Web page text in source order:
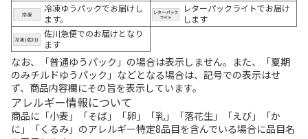
冷凍ゆうパックでお届けし
ます。
レターパックライトでお届け
します
佐川急便でのお届けとなり
ます
なお、「普通ゆうパック」の場合は表示しません。また、「夏期
のみチルドゆうパック」などとなる場合は、記号での表示はせ
ず、商品内容欄にその旨を表示しています。
アレルギー情報について
商品に「小麦」「そば」「卵」「乳」「落花生」「えび」「か
に」「くるみ」のアレルギー特定8品目を含んでいる場合に品目名